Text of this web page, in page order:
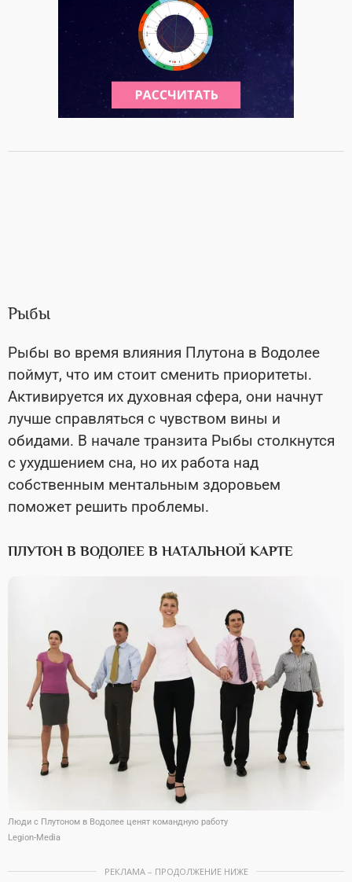
Рыбы
Рыбы во время влияния Плутона в Водолее
поймут, что им стоит сменить приоритеты.
Активируется их духовная сфера, они начнут
лучше справляться с чувством вины и
обидами. В начале транзита Рыбы столкнутся
с ухудшением сна, но их работа над
собственным ментальным здоровьем
поможет решить проблемы.
ПЛУТОН В ВОДОЛЕЕ В НАТАЛЬНОЙ КАРТЕ
Люди с Плутоном в Водолее ценят командную работу
Legion-Media
РЕКЛАМА – ПРОДОЛЖЕНИЕ НИЖЕ